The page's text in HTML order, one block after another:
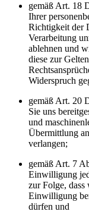
gemäß Art. 18
Ihrer
Richtigkeit der
Verarbeitung
ablehnen und
diese zur
Widerspruch
gemäß Art. 20
Sie uns
und
Übermittlung
verlangen;
gemäß Art. 7
Einwilligung
zur Folge, dass
Einwilligung
dürfen und